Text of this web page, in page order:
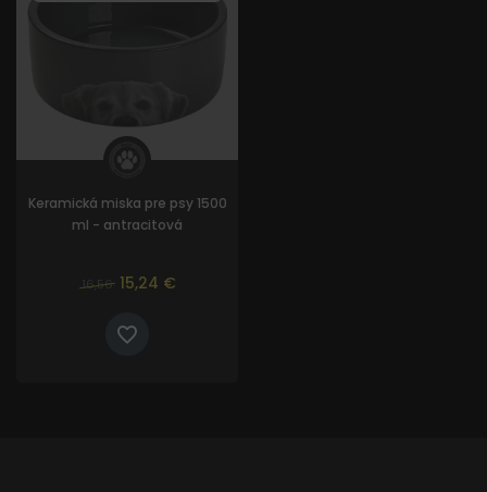
Keramická miska pre psy 1500
ml - antracitová
16,56 15,24 €